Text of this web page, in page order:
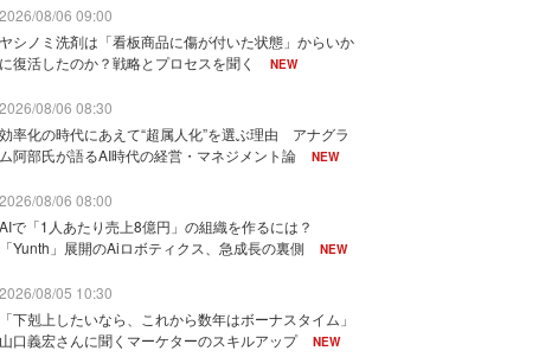
2026/08/06 09:00
ヤシノミ洗剤は「看板商品に傷が付いた状態」からいか
に復活したのか？戦略とプロセスを聞く
NEW
2026/08/06 08:30
効率化の時代にあえて“超属人化”を選ぶ理由 アナグラ
ム阿部氏が語るAI時代の経営・マネジメント論
NEW
2026/08/06 08:00
AIで「1人あたり売上8億円」の組織を作るには？
「Yunth」展開のAiロボティクス、急成長の裏側
NEW
2026/08/05 10:30
「下剋上したいなら、これから数年はボーナスタイム」
山口義宏さんに聞くマーケターのスキルアップ
NEW